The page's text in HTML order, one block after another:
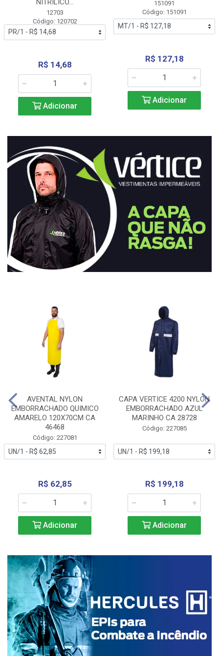
NITRÍLICO...
12703
Código: 120702
R$ 14,68
Adicionar
151091
Código: 151091
R$ 127,18
Adicionar
AVENTAL NYLON
EMBORRACHADO QUIMICO
AMARELO 120X70CM CA
46468
Código: 227081
R$ 62,85
Adicionar
CAPA VERTICE 4200 NYLON
EMBORRACHADO AZUL
MARINHO CA 28728
Código: 227085
R$ 199,18
Adicionar